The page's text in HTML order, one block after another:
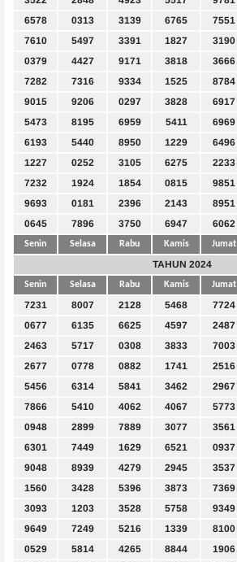
6578
0313 3139 6765 7551
7610
5497 3391 1827 3190
0379
4427 9171 3818 3666
7282
7316 9334 1525 8784
9015
9206 0297 3828 6917
5473
8195 6959 5411 6969
6193
5440 8950 1229 6496
1227
0252 3105 6275 2233
7232
1924 1854 0815 9851
9693
0181 2396 2143 8951
0645
7896 3750 6947 6062
Senin Selasa Rabu Kamis Jumat
TAHUN 2024
Senin Selasa Rabu Kamis Jumat
7231 8007 2128 5468 7724
0677
6135 6625 4597 2487
2463
5717 0308 3833 7003
2677
0778 0882 1741 2516
5456
6314 5841 3462 2967
7866
5410 4062 4067 5773
0948
2899 7889 3077 3561
6301
7449 1629 6521 0937
9048
8939 4279 2945 3537
1560
3428 5396 3873 7369
3093
1203 3528 5758 9349
9649
7249 5216 1339 8100
0529
5814 4265 8844 1906